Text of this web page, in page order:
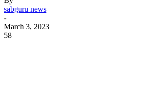
sabguru news
-
March 3, 2023
58